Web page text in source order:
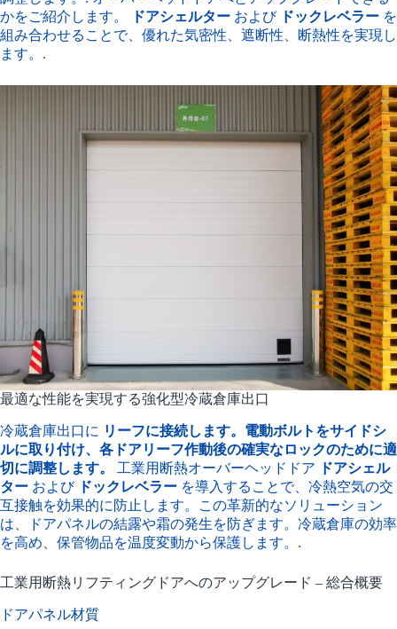
かをご紹介します。
ドアシェルター および ドックレベラー を
組み合わせることで、優れた気密性、遮断性、断熱性を実現し
ます。.
最適な性能を実現する強化型冷蔵倉庫出口
冷蔵倉庫出口に リーフに接続します。電動ボルトをサイドシ
ルに取り付け、各ドアリーフ作動後の確実なロックのために適
切に調整します。
工業用断熱オーバーヘッドドア
ドアシェル
ター および ドックレベラー を導入することで、冷熱空気の交
互接触を効果的に防止します。この革新的なソリューション
は、ドアパネルの結露や霜の発生を防ぎます。冷蔵倉庫の効率
を高め、保管物品を温度変動から保護します。.
工業用断熱リフティングドアへのアップグレード – 総合概要
ドアパネル材質